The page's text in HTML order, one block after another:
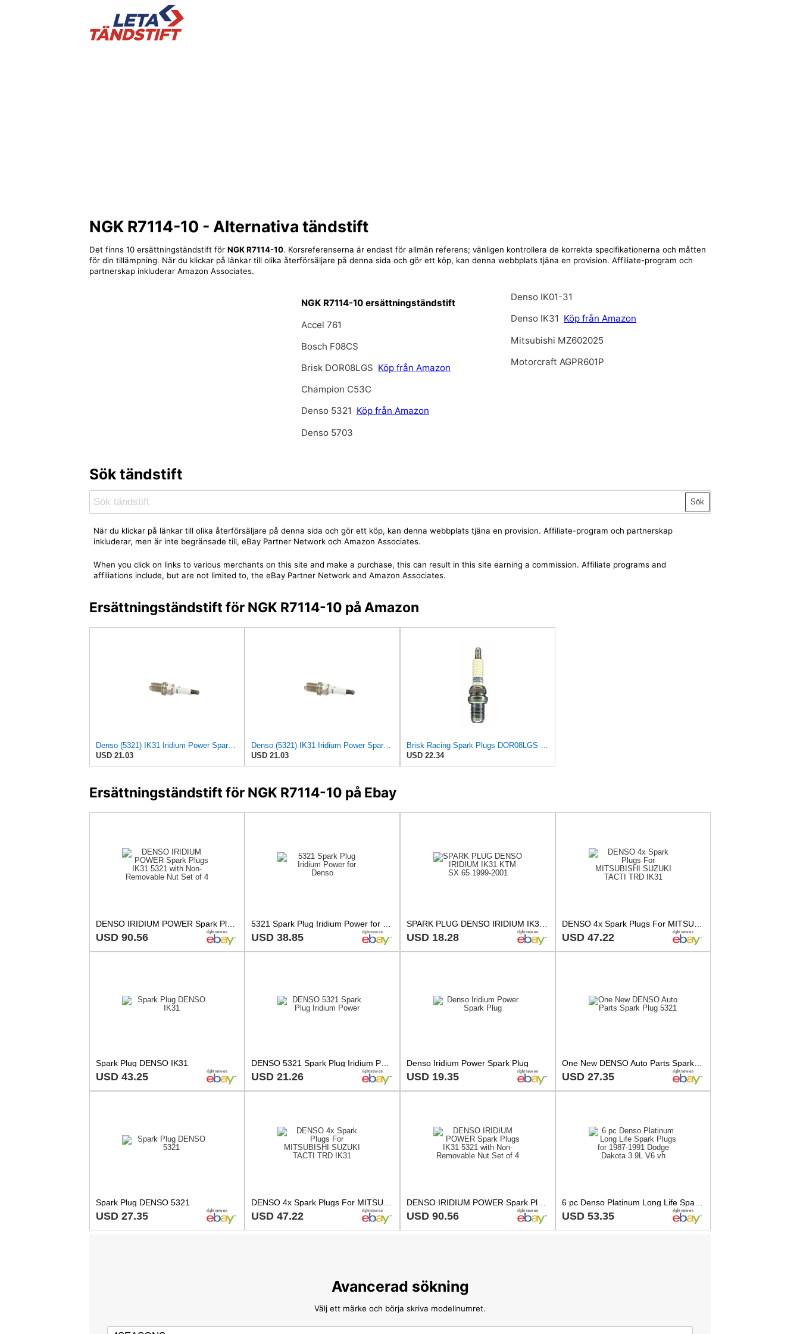
NGK R7114-10 - Alternativa tändstift
Det finns 10 ersättningständstift för NGK R7114-10. Korsreferenserna är endast för allmän referens; vänligen kontrollera de korrekta specifikationerna och måtten
för din tillämpning. När du klickar på länkar till olika återförsäljare på denna sida och gör ett köp, kan denna webbplats tjäna en provision. Affiliate-program och
partnerskap inkluderar Amazon Associates.
NGK R7114-10 ersättningständstift
Accel 761
Bosch F08CS
Brisk DOR08LGS Köp från Amazon
Champion C53C
Denso 5321 Köp från Amazon
Denso 5703
Denso IK01-31
Denso IK31 Köp från Amazon
Mitsubishi MZ602025
Motorcraft AGPR601P
Sök tändstift
Sök
När du klickar på länkar till olika återförsäljare på denna sida och gör ett köp, kan denna webbplats tjäna en provision. Affiliate-program och partnerskap
inkluderar, men är inte begränsade till, eBay Partner Network och Amazon Associates.
When you click on links to various merchants on this site and make a purchase, this can result in this site earning a commission. Affiliate programs and
affiliations include, but are not limited to, the eBay Partner Network and Amazon Associates.
Ersättningständstift för NGK R7114-10 på Amazon
Denso (5321) IK31 Iridium Power Spark Plug, (Pack of 1)
USD 21.03
Denso (5321) IK31 Iridium Power Spark Plug, (Pack of 1)
USD 21.03
Brisk Racing Spark Plugs DOR08LGS Spark Plug Premium Racing
USD 22.34
Ersättningständstift för NGK R7114-10 på Ebay
DENSO IRIDIUM POWER Spark Plugs IK31 5321 with Non-Removable Nut Set of 4
USD 90.56 USD 38.85 USD 18.28 USD 47.22
Spark Plug DENSO IK31
USD 43.25
DENSO 5321 Spark Plug Iridium Power
USD 21.26
Denso Iridium Power Spark Plug
USD 19.35 USD 27.35
Spark Plug DENSO 5321
USD 27.35 USD 47.22 USD 90.56 USD 53.35
Avancerad sökning
Välj ett märke och börja skriva modellnumret.